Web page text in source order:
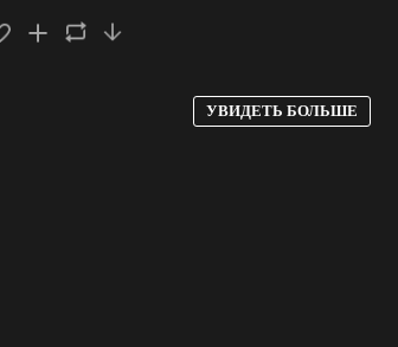
УВИДЕТЬ БОЛЬШЕ